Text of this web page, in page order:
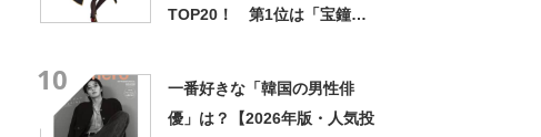
TOP20！ 第1位は「宝鐘マ
10
一番好きな「韓国の男性俳
優」は？【2026年版・人気投